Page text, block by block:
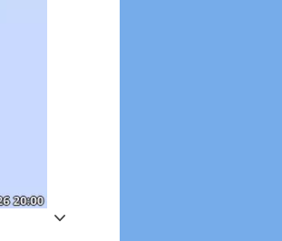
Windgeschwindigkeiten in 3h